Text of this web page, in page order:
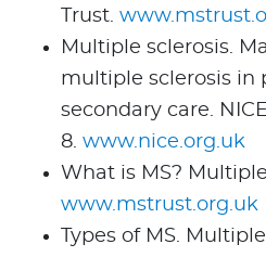
Trust.
Multiple sclerosis.
multiple sclerosis in
secondary care.
8. www.nice.org.uk
What is MS?
www.mstrust.org.uk
Types of MS.